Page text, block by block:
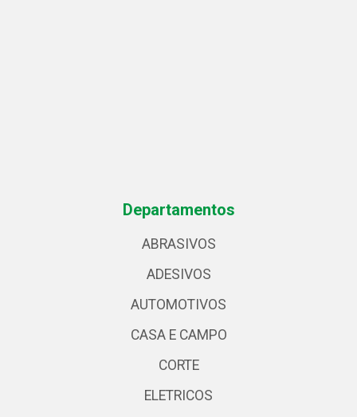
Departamentos
ABRASIVOS
ADESIVOS
AUTOMOTIVOS
CASA E CAMPO
CORTE
ELETRICOS